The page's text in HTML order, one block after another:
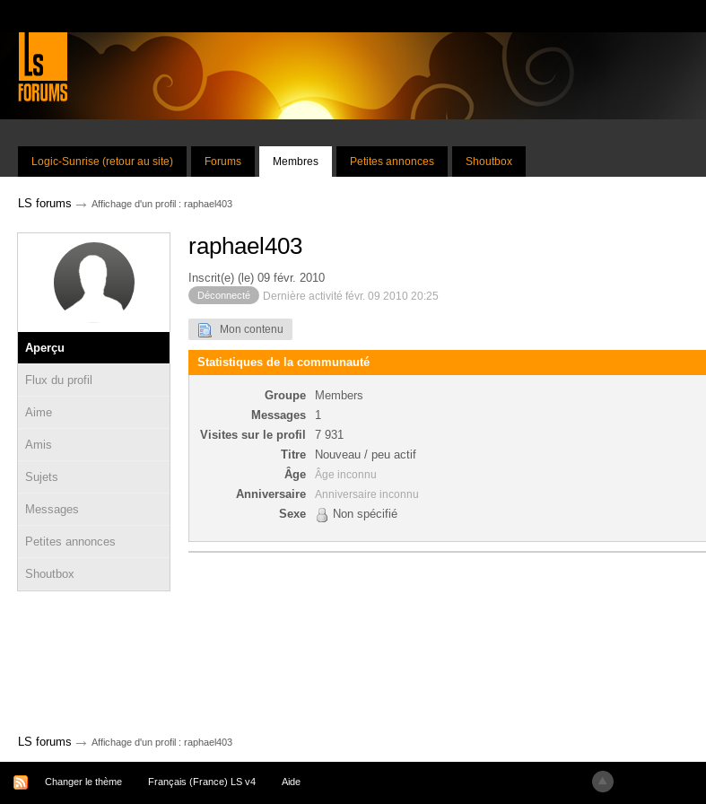
Logic-Sunrise (retour au site) Forums Membres Petites annonces Shoutbox
LS forums → Affichage d'un profil : raphael403
Aperçu
Flux du profil
Aime
Amis
Sujets
Messages
Petites annonces
Shoutbox
raphael403
Inscrit(e) (le) 09 févr. 2010
Déconnecté Dernière activité févr. 09 2010 20:25
Mon contenu
Statistiques de la communauté
Groupe
Members
Messages
1
Visites sur le profil
7 931
Titre
Nouveau / peu actif
Âge
Âge inconnu
Anniversaire Anniversaire inconnu
Sexe Non spécifié
LS forums → Affichage d'un profil : raphael403
Changer le thème Français (France) LS v4 Aide